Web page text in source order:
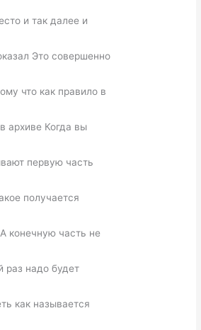
и так далее и
Это совершенно
что как правило в
архиве Когда вы
первую часть
получается
конечную часть не
раз надо будет
как называется